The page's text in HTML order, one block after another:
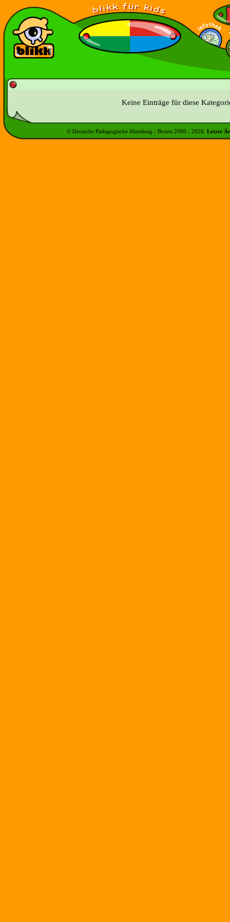
Keine Einträge für diese
© Deutsche Pädagogische Abteilung - Bozen 2000 - 2026 Letzte